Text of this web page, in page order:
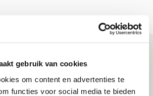
gebruik van cookies
om content en advertenties te
functies voor social media te bieden
Arena?